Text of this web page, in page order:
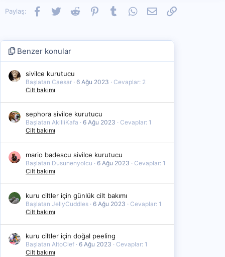
Paylaş: Facebook
TwitterReddit PinterestTumblrWhatsApp
E-postaLink
Benzer konular
sivilce kurutucu
Başlatan Caesar 6 Ağu 2023
Cevaplar: 2
Cilt bakımı
sephora sivilce kurutucu
Başlatan AkilliKafa 6 Ağu 2023
Cevaplar: 1
Cilt bakımı
mario badescu sivilce kurutucu
Başlatan Dusunenyolcu 6 Ağu 2023
Cevaplar: 1
Cilt bakımı
kuru ciltler için günlük cilt bakımı
Başlatan JellyCuddles 6 Ağu 2023
Cevaplar: 1
Cilt bakımı
kuru ciltler için doğal peeling
Başlatan AltoClef 6 Ağu 2023
Cevaplar: 1
Cilt bakımı